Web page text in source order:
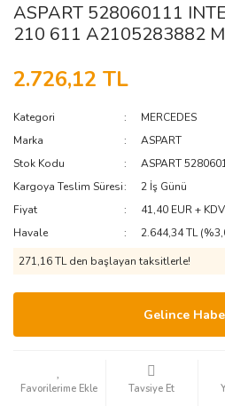
ASPART 528060111
210 611 A2105283882
2.726,12 TL
Kategori
MERCEDES
Marka
ASPART
Stok Kodu
ASPART
Kargoya Teslim Süresi
2 İş Günü
Fiyat
41,40 EUR + KDV
Havale
2.644,34 TL
271,16 TL den başlayan taksitlerle!
Gelince
Tavsiye Et